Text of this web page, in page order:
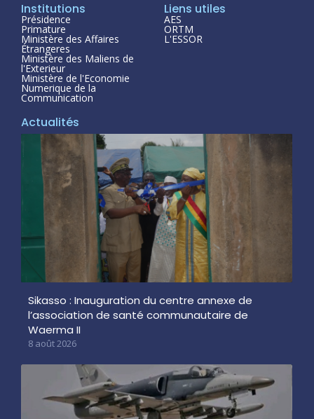
Institutions
Présidence
Primature
Ministère des Affaires
Étrangeres
Ministère des Maliens de
l'Exterieur
Ministère de l'Economie
Numerique de la
Communication
Liens utiles
AES
ORTM
L'ESSOR
Actualités
Sikasso : Inauguration du centre annexe de
l’association de santé communautaire de
Waerma II
8 août 2026